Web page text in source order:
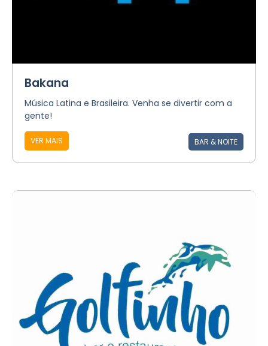
Bakana
Música Latina e Brasileira. Venha se divertir com a
gente!
VER MAIS BAR & NOITE